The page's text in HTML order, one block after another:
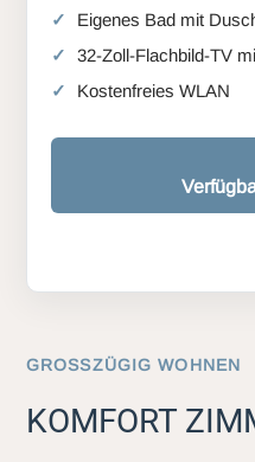
Eigenes Bad mit
32-Zoll-Flachbild-TV
Kostenfreies WLAN
GROSSZÜGIG WOHNEN
KOMFORT